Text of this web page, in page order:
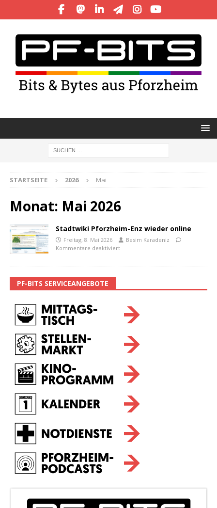
STARTSEITE 2026 Mai
Monat: Mai 2026
Stadtwiki Pforzheim-Enz wieder online
Freitag, 8. Mai 2026
Besim Karadeniz
Kommentare deaktiviert
PF-BITS SERVICEANGEBOTE